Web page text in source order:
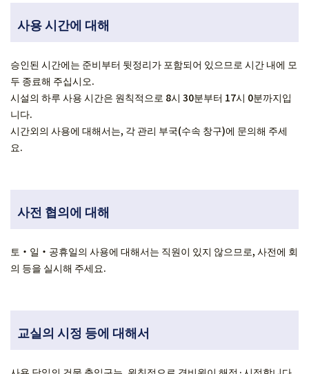
사용 시간에 대해
승인된 시간에는 준비부터 뒷정리가 포함되어 있으므로 시간 내에 모
두 종료해 주십시오.
시설의 하루 사용 시간은 원칙적으로 8시 30분부터 17시 0분까지입
니다.
시간외의 사용에 대해서는, 각 관리 부국(수속 창구)에 문의해 주세
요.
사전 협의에 대해
토・일・공휴일의 사용에 대해서는 직원이 있지 않으므로, 사전에 회
의 등을 실시해 주세요.
교실의 시정 등에 대해서